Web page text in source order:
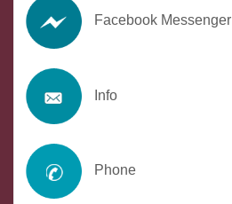
Facebook Messenger
Info
Phone